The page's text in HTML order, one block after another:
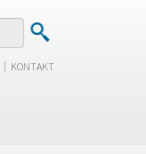
| KONTAKT